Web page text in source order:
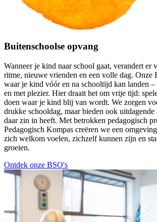
Buitenschoolse opvang
Wanneer je kind naar school gaat, verandert er
ritme, nieuwe vrienden en een volle dag. Onze
waar je kind vóór en na schooltijd kan landen
en met plezier. Hier draait het om vrije tijd:
doen waar je kind blij van wordt. We zorgen
drukke schooldag, maar bieden ook
daar zin in heeft. Met betrokken pedagogisch
Pedagogisch Kompas creëren we een
zich welkom voelen, zichzelf kunnen zijn en
groeien.
Ontdek onze BSO's